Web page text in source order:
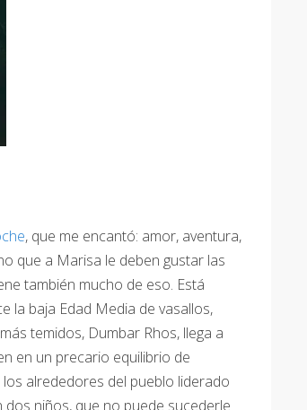
, que me encantó: amor, aventura,
que a Marisa le deben gustar las
también mucho de eso. Está
la baja Edad Media de vasallos,
temidos, Dumbar Rhos, llega a
en un precario equilibrio de
alrededores del pueblo liderado
dos niños, que no puede sucederle